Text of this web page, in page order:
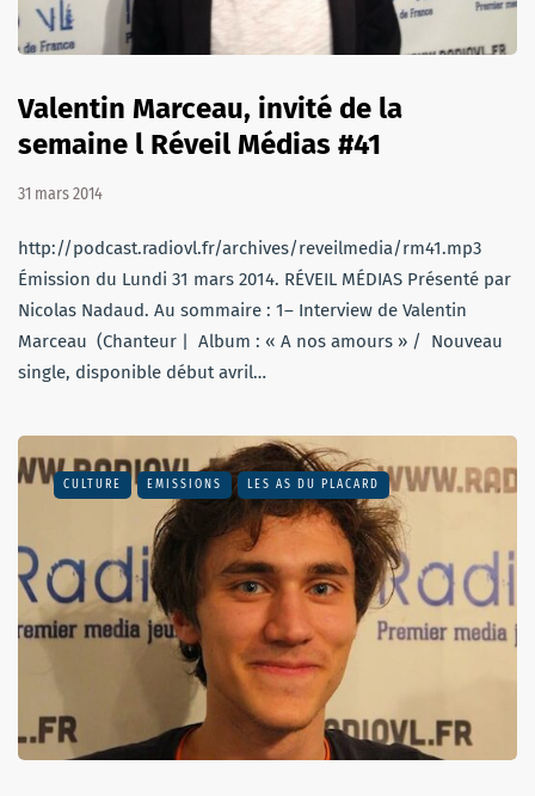
Valentin Marceau, invité de la
semaine l Réveil Médias #41
31 mars 2014
http://podcast.radiovl.fr/archives/reveilmedia/rm41.mp3
Émission du Lundi 31 mars 2014. RÉVEIL MÉDIAS Présenté par
Nicolas Nadaud. Au sommaire : 1– Interview de Valentin
Marceau (Chanteur | Album : « A nos amours » / Nouveau
single, disponible début avril…
CULTURE EMISSIONS LES AS DU PLACARD